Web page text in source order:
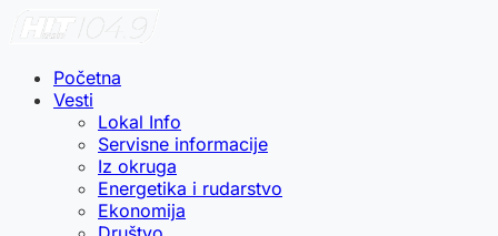
Početna
Vesti
Lokal Info
Servisne informacije
Iz okruga
Energetika i rudarstvo
Ekonomija